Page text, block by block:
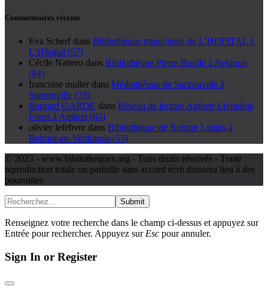
Commentaires récents
Eva Scherf dans Bibliothèque municipale de L’HOPITAL à
L’Hôpital (57)
Cécile Nattero dans Bibliothèque Pierre Boulle à Avignon
(84)
francoise muller dans Médiathèque de Sartrouville à
Sartrouville (78)
Bernard GARDE dans Réseau de lecture Ambert Livradois
Forez à Ambert (63)
olivier lefebvre dans Bibliothèque de Belrupt Loisirs à
Belrupt-en-Verdunois (55)
© 2023 - www.bibliotheques.org - Tous droits réservés - Toute
reproduction totale ou partielle sans accord écrit donnera lieu à des
poursuites
Submit
Renseignez votre recherche dans le champ ci-dessus et appuyez sur
Entrée pour rechercher. Appuyez sur Esc pour annuler.
Sign In or Register